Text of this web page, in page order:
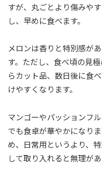
すが、丸ごとより傷みや
し、早めに食べます。
メロンは香りと特別感が
す。ただし、食べ頃の見
らカット品、数日後に食
けやすくなります。
マンゴーやパッションフ
でも食卓が華やかになり
め、日常用というより、
して取り入れると無理があ